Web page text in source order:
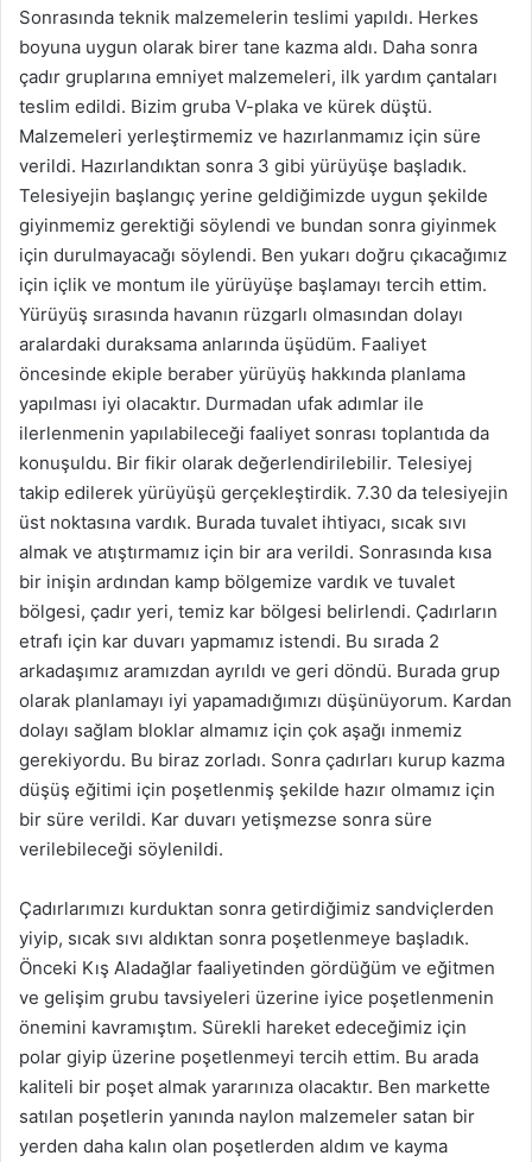
Sonrasında teknik malzemelerin teslimi yapıldı. Herkes
boyuna uygun olarak birer tane kazma aldı. Daha sonra
çadır gruplarına emniyet malzemeleri, ilk yardım çantaları
teslim edildi. Bizim gruba V-plaka ve kürek düştü.
Malzemeleri yerleştirmemiz ve hazırlanmamız için süre
verildi. Hazırlandıktan sonra 3 gibi yürüyüşe başladık.
Telesiyejin başlangıç yerine geldiğimizde uygun şekilde
giyinmemiz gerektiği söylendi ve bundan sonra giyinmek
için durulmayacağı söylendi. Ben yukarı doğru çıkacağımız
için içlik ve montum ile yürüyüşe başlamayı tercih ettim.
Yürüyüş sırasında havanın rüzgarlı olmasından dolayı
aralardaki duraksama anlarında üşüdüm. Faaliyet
öncesinde ekiple beraber yürüyüş hakkında planlama
yapılması iyi olacaktır. Durmadan ufak adımlar ile
ilerlenmenin yapılabileceği faaliyet sonrası toplantıda da
konuşuldu. Bir fikir olarak değerlendirilebilir. Telesiyej
takip edilerek yürüyüşü gerçekleştirdik. 7.30 da telesiyejin
üst noktasına vardık. Burada tuvalet ihtiyacı, sıcak sıvı
almak ve atıştırmamız için bir ara verildi. Sonrasında kısa
bir inişin ardından kamp bölgemize vardık ve tuvalet
bölgesi, çadır yeri, temiz kar bölgesi belirlendi. Çadırların
etrafı için kar duvarı yapmamız istendi. Bu sırada 2
arkadaşımız aramızdan ayrıldı ve geri döndü. Burada grup
olarak planlamayı iyi yapamadığımızı düşünüyorum. Kardan
dolayı sağlam bloklar almamız için çok aşağı inmemiz
gerekiyordu. Bu biraz zorladı. Sonra çadırları kurup kazma
düşüş eğitimi için poşetlenmiş şekilde hazır olmamız için
bir süre verildi. Kar duvarı yetişmezse sonra süre
verilebileceği söylenildi.
Çadırlarımızı kurduktan sonra getirdiğimiz sandviçlerden
yiyip, sıcak sıvı aldıktan sonra poşetlenmeye başladık.
Önceki Kış Aladağlar faaliyetinden gördüğüm ve eğitmen
ve gelişim grubu tavsiyeleri üzerine iyice poşetlenmenin
önemini kavramıştım. Sürekli hareket edeceğimiz için
polar giyip üzerine poşetlenmeyi tercih ettim. Bu arada
kaliteli bir poşet almak yararınıza olacaktır. Ben markette
satılan poşetlerin yanında naylon malzemeler satan bir
yerden daha kalın olan poşetlerden aldım ve kayma